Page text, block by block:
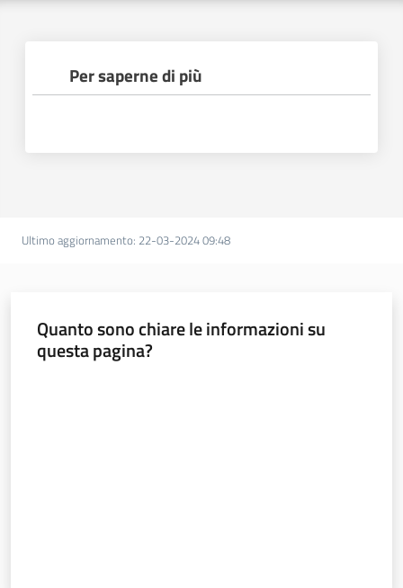
Per saperne di più
Ultimo aggiornamento: 22-03-2024 09:48
Quanto sono chiare le informazioni su
questa pagina?